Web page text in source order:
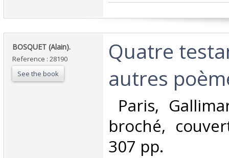
‎BOSQUET (Alain).‎
Reference : 28190
See the book
‎Quatre
autres
Paris,
broché,
307 pp. ‎